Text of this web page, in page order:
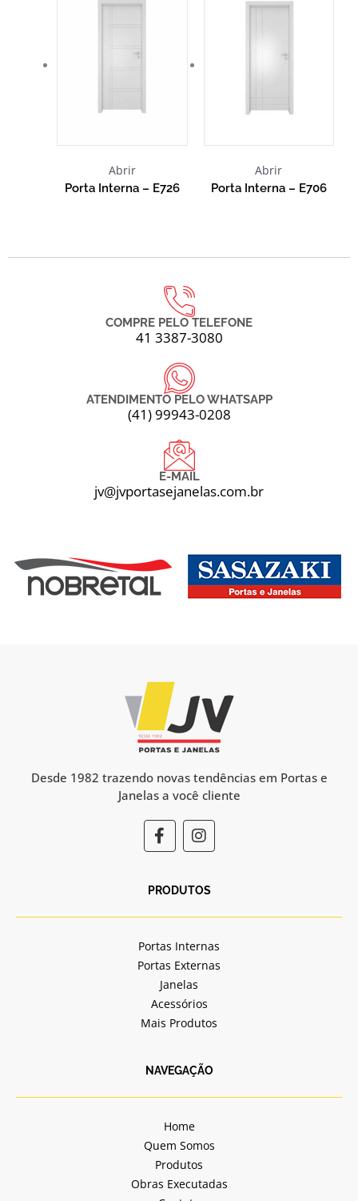
Abrir
Porta Interna – E726
Abrir
Porta Interna – E706
COMPRE PELO TELEFONE
41 3387-3080
ATENDIMENTO PELO WHATSAPP
(41) 99943-0208
E-MAIL
jv@jvportasejanelas.com.br
Desde 1982 trazendo novas tendências em Portas e
Janelas a você cliente
F
a
c
b
o
k
-
f
I
n
s
a
r
a
m
PRODUTOS
Portas Internas
Portas Externas
Janelas
Acessórios
Mais Produtos
NAVEGAÇÃO
Home
Quem Somos
Produtos
Obras Executadas